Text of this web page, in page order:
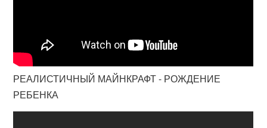
РЕАЛИСТИЧНЫЙ МАЙНКРАФТ - РОЖДЕНИЕ
РЕБЕНКА